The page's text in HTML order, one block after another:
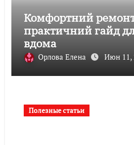
Комфортний
практичний гайд
вдома
Орлова Елена Июн 11,
Полезные статьи